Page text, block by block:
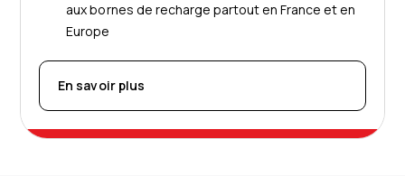
aux bornes de recharge partout en France et en
Europe
En savoir plus